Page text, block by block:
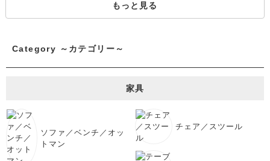
もっと見る
Category ～カテゴリー～
家具
ソファ／ベンチ／オッ
トマン
チェア／スツール